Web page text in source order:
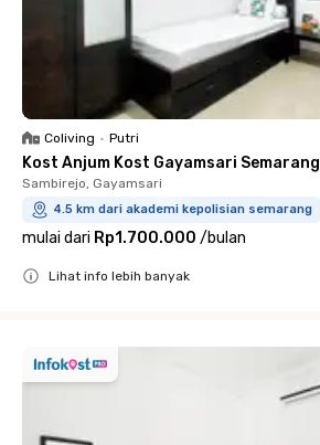
Coliving • Putri
Kost Anjum Kost Gayamsari Semarang
Sambirejo, Gayamsari
4.5 km dari akademi kepolisian semarang
mulai dari Rp1.700.000 /bulan
Lihat info lebih banyak